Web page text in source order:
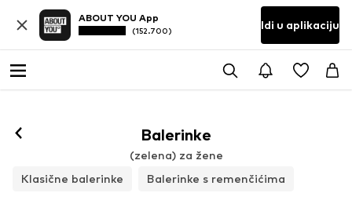
ABOUT YOU App
(152.700) Idi u aplikaciju
Balerinke
(zelena) za žene
Klasične balerinke
Balerinke s remenčićima